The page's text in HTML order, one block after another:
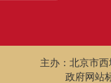
主办：北京市
政府网站